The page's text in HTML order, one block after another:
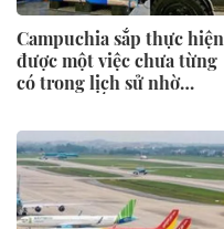
Campuchia sắp thực hiện
được một việc chưa từng
có trong lịch sử nhờ